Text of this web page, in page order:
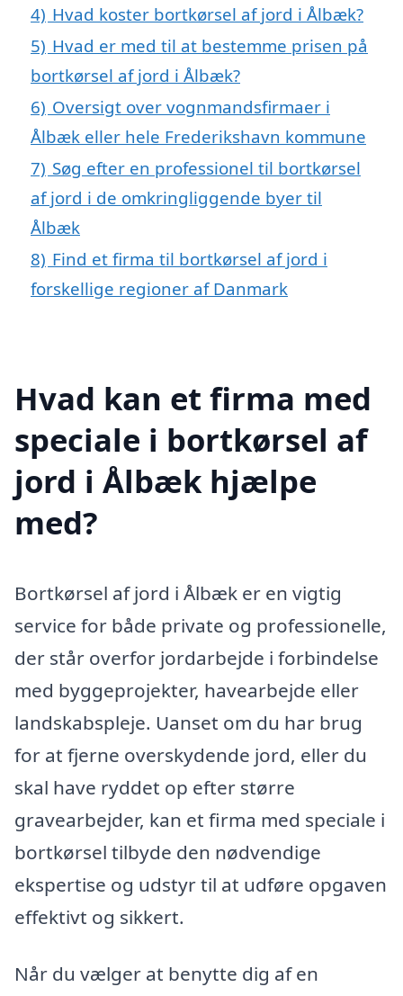
4) Hvad koster bortkørsel af jord i Ålbæk?
5) Hvad er med til at bestemme prisen på
bortkørsel af jord i Ålbæk?
6) Oversigt over vognmandsfirmaer i
Ålbæk eller hele Frederikshavn kommune
7) Søg efter en professionel til bortkørsel
af jord i de omkringliggende byer til
Ålbæk
8) Find et firma til bortkørsel af jord i
forskellige regioner af Danmark
Hvad kan et firma med
speciale i bortkørsel af
jord i Ålbæk hjælpe
med?
Bortkørsel af jord i Ålbæk er en vigtig
service for både private og professionelle,
der står overfor jordarbejde i forbindelse
med byggeprojekter, havearbejde eller
landskabspleje. Uanset om du har brug
for at fjerne overskydende jord, eller du
skal have ryddet op efter større
gravearbejder, kan et firma med speciale i
bortkørsel tilbyde den nødvendige
ekspertise og udstyr til at udføre opgaven
effektivt og sikkert.
Når du vælger at benytte dig af en